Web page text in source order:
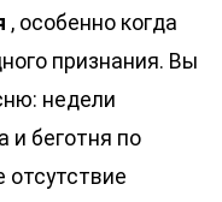
, особенно когда
признания. Вы
недели
и беготня по
отсутствие